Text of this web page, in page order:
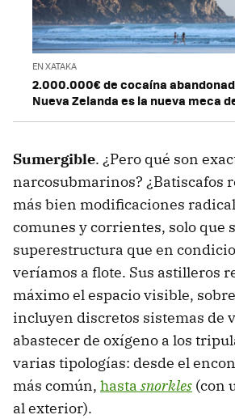
EN XATAKA
2.000.000€ de cocaína
Nueva Zelanda es la nueva meca
Sumergible. ¿Pero qué son
narcosubmarinos? ¿Batiscafos
más bien modificaciones
comunes y corrientes, solo que
superestructura que en
veríamos a flote. Sus astilleros
máximo el espacio visible,
incluyen discretos sistemas de
abastecer de oxígeno a los
varias tipologías: desde el
más común, hasta snorkles (con
al exterior).